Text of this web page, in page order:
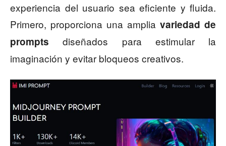
experiencia del usuario sea eficiente y fluida.
Primero, proporciona una amplia variedad de
prompts diseñados para estimular la
imaginación y evitar bloqueos creativos.